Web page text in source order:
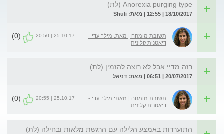
Anorexia purging type (לת)
18/10/2017 | 12:55 | מאת: Shuli
תשובת מומחה | מאת: מילר עדי -
דיאטנית קלינית
25.10.17 | 20:50
(0)
רזה מדיי אבל לא רוצה להזמין (לת)
20/07/2017 | 06:51 | מאת: דניאל
תשובת מומחה | מאת: מילר עדי -
דיאטנית קלינית
25.10.17 | 20:55
(0)
התועררות באמצע הלילה עם הרגשת מלאות ובחילה (לת)